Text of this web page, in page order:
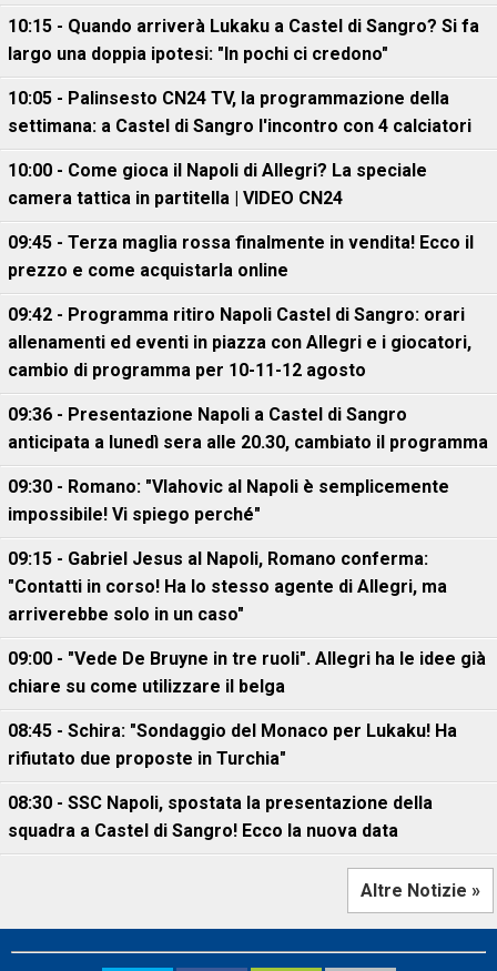
10:15 - Quando arriverà Lukaku a Castel di Sangro? Si fa
largo una doppia ipotesi: "In pochi ci credono"
10:05 - Palinsesto CN24 TV, la programmazione della
settimana: a Castel di Sangro l'incontro con 4 calciatori
10:00 - Come gioca il Napoli di Allegri? La speciale
camera tattica in partitella | VIDEO CN24
09:45 - Terza maglia rossa finalmente in vendita! Ecco il
prezzo e come acquistarla online
09:42 - Programma ritiro Napoli Castel di Sangro: orari
allenamenti ed eventi in piazza con Allegri e i giocatori,
cambio di programma per 10-11-12 agosto
09:36 - Presentazione Napoli a Castel di Sangro
anticipata a lunedì sera alle 20.30, cambiato il programma
09:30 - Romano: "Vlahovic al Napoli è semplicemente
impossibile! Vi spiego perché"
09:15 - Gabriel Jesus al Napoli, Romano conferma:
"Contatti in corso! Ha lo stesso agente di Allegri, ma
arriverebbe solo in un caso"
09:00 - "Vede De Bruyne in tre ruoli". Allegri ha le idee già
chiare su come utilizzare il belga
08:45 - Schira: "Sondaggio del Monaco per Lukaku! Ha
rifiutato due proposte in Turchia"
08:30 - SSC Napoli, spostata la presentazione della
squadra a Castel di Sangro! Ecco la nuova data
Altre Notizie »